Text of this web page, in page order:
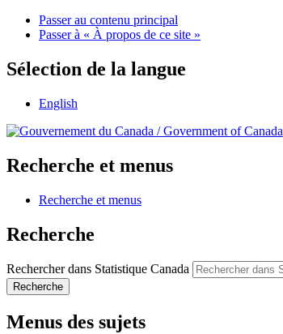
Passer au contenu principal
Passer à « À propos de ce site »
Sélection de la langue
English
/Government of Canada
Recherche et menus
Recherche et menus
Recherche
Rechercher dans Statistique Canada
Recherche
Menus des sujets